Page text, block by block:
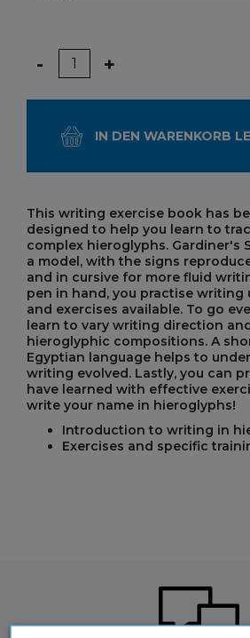
Menge
- +
IN DEN WARENKORB
This writing exercise book has
designed to help you learn to
complex hieroglyphs. Gardiner's
a model, with the signs
and in cursive for more fluid
pen in hand, you practise writing
and exercises available. To go
learn to vary writing direction
hieroglyphic compositions. A
Egyptian language helps to
writing evolved. Lastly, you can
have learned with effective
write your name in hieroglyphs!
Introduction to writing in
Exercises and specific